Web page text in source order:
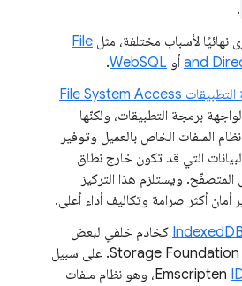
.
نهائيًا لأسباب مختلفة، مثل File
and أو WebSQL
.
واجهة برمجة التطبيقات File System Access
برمجة التطبيقات، ولكنّها
الملفات الخاص بالعميل وتوفير
التي قد تكون خارج نطاق
ويستلزم هذا التركيز
أمان أكثر صرامة وتكاليف أداء أعلى.
كخادم خلفي لبعض
حالات استخدام Storage Foundation API. على سبيل
، وهو نظام ملفات